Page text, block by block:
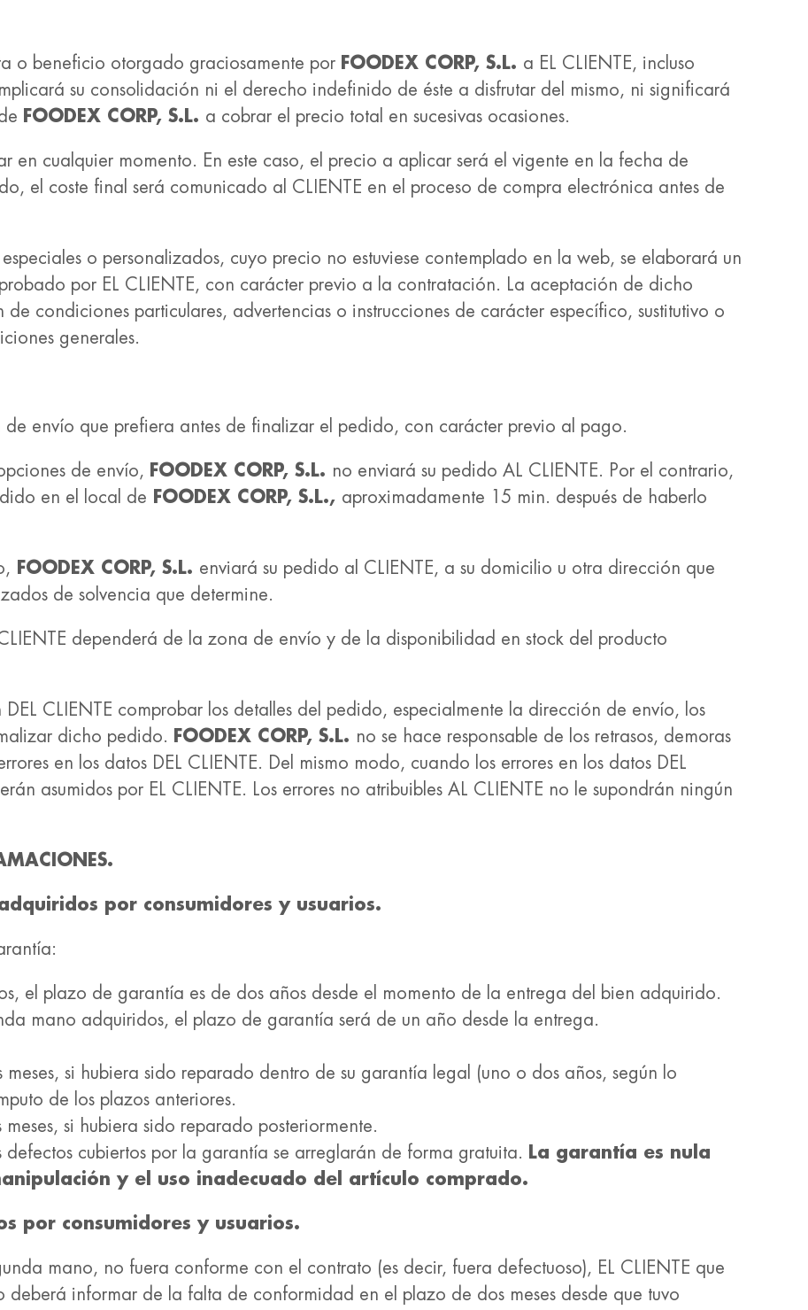
o beneficio otorgado graciosamente por FOODEX CORP, S.L. a EL CLIENTE, incluso
su consolidación ni el derecho indefinido de éste a disfrutar del mismo, ni significará
FOODEX CORP, S.L. a cobrar el precio total en sucesivas ocasiones.
en cualquier momento. En este caso, el precio a aplicar será el vigente en la fecha de
el coste final será comunicado al CLIENTE en el proceso de compra electrónica antes de
o personalizados, cuyo precio no estuviese contemplado en la web, se elaborará un
por EL CLIENTE, con carácter previo a la contratación. La aceptación de dicho
condiciones particulares, advertencias o instrucciones de carácter específico, sustitutivo o
generales.
de envío que prefiera antes de finalizar el pedido, con carácter previo al pago.
de envío, FOODEX CORP, S.L. no enviará su pedido AL CLIENTE. Por el contrario,
en el local de FOODEX CORP, S.L., aproximadamente 15 min. después de haberlo
FOODEX CORP, S.L. enviará su pedido al CLIENTE, a su domicilio u otra dirección que
de solvencia que determine.
dependerá de la zona de envío y de la disponibilidad en stock del producto
CLIENTE comprobar los detalles del pedido, especialmente la dirección de envío, los
dicho pedido. FOODEX CORP, S.L. no se hace responsable de los retrasos, demoras
en los datos DEL CLIENTE. Del mismo modo, cuando los errores en los datos DEL
asumidos por EL CLIENTE. Los errores no atribuibles AL CLIENTE no le supondrán ningún
por consumidores y usuarios.
el plazo de garantía es de dos años desde el momento de la entrega del bien adquirido.
mano adquiridos, el plazo de garantía será de un año desde la entrega.
si hubiera sido reparado dentro de su garantía legal (uno o dos años, según lo
de los plazos anteriores.
si hubiera sido reparado posteriormente.
defectos cubiertos por la garantía se arreglarán de forma gratuita. La garantía es nula
y el uso inadecuado del artículo comprado.
por consumidores y usuarios.
mano, no fuera conforme con el contrato (es decir, fuera defectuoso), EL CLIENTE que
deberá informar de la falta de conformidad en el plazo de dos meses desde que tuvo